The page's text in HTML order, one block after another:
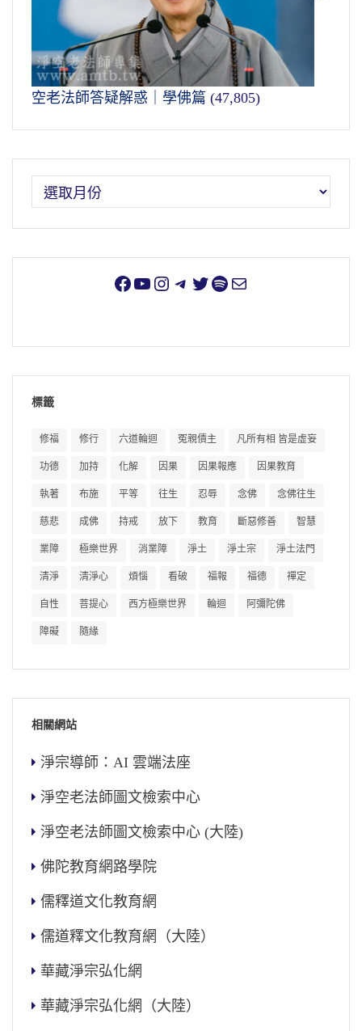
空老法師答疑解惑｜學佛篇 (47,805)
標籤
修福 修行 六道輪迴 冤親債主 凡所有相 皆是虛妄
功德 加持 化解 因果 因果報應 因果教育
執著 布施 平等 往生 忍辱 念佛 念佛往生
慈悲 成佛 持戒 放下 教育 斷惡修善 智慧
業障 極樂世界 消業障 淨土 淨土宗 淨土法門
清淨 清淨心 煩惱 看破 福報 福德 禪定
自性 菩提心 西方極樂世界 輪迴 阿彌陀佛
障礙 隨緣
相關網站
淨宗導師：AI 雲端法座
淨空老法師圖文檢索中心
淨空老法師圖文檢索中心 (大陸)
佛陀教育網路學院
儒釋道文化教育網
儒道釋文化教育網（大陸）
華藏淨宗弘化網
華藏淨宗弘化網（大陸）